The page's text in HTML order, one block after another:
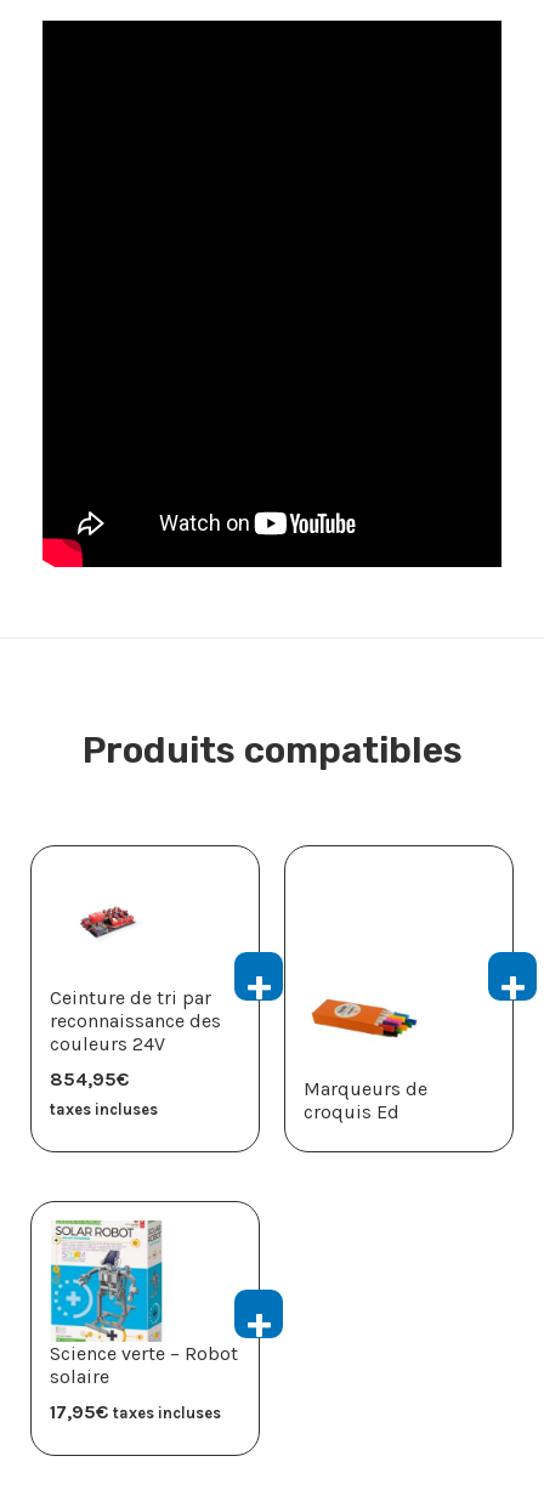
Produits compatibles
Ceinture de tri par
reconnaissance des
couleurs 24V
854,95€
taxes incluses
Marqueurs de
croquis Ed
Science verte – Robot
solaire
17,95€ taxes incluses